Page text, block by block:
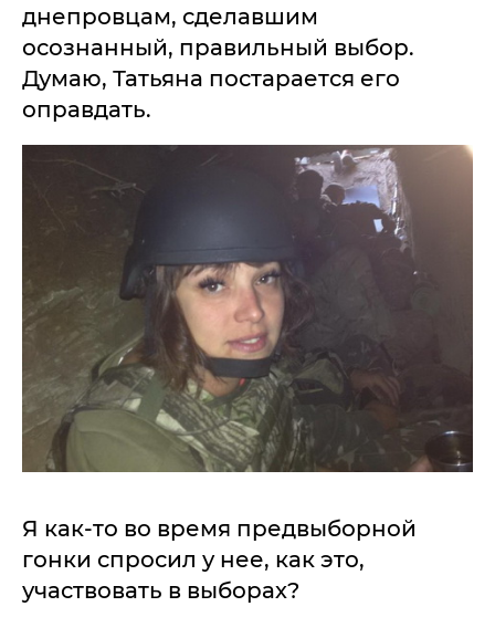
днепровцам, сделавшим
осознанный, правильный выбор.
Думаю, Татьяна постарается его
оправдать.
Я как-то во время предвыборной
гонки спросил у нее, как это,
участвовать в выборах?